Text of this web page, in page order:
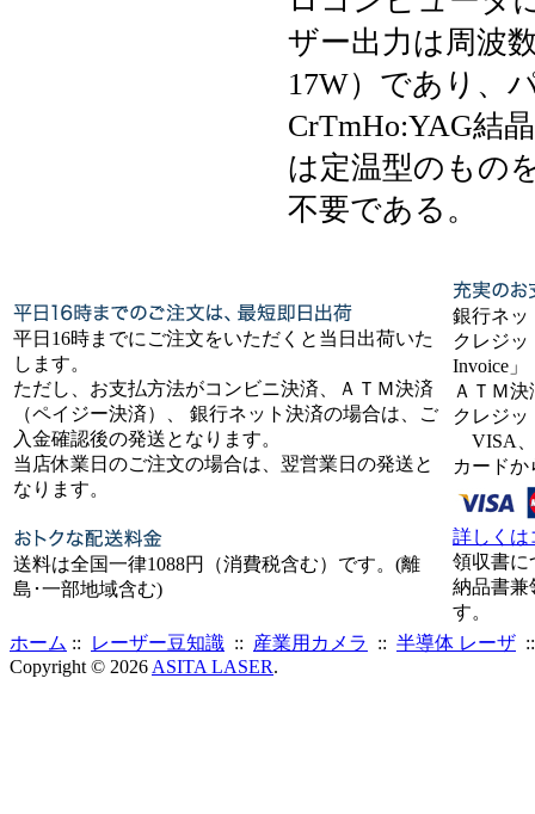
ザー出力は周波
17W）であり、
CrTmHo:YAG結
は定温型のもの
不要である。
平日16時までにご注文をいただくと当日出荷いた
します。
ただし、お支払方法がコンビニ決済、ＡＴＭ決済
（ペイジー決済）、 銀行ネット決済の場合は、ご
入金確認後の発送となります。
当店休業日のご注文の場合は、翌営業日の発送と
なります。
送料は全国一律1088円（消費税含む）です。(離
島･一部地域含む)
銀行ネッ
クレジッ
Invoice」
ＡＴＭ
クレジッ
VISA、
カード
詳しくは
領収書に
納品書兼
す。
ホーム :: レーザー豆知識 :: 産業用カメラ :: 半導体 レーザ
Copyright © 2026 ASITA LASER.